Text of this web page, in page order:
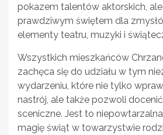
pokazem talentów aktorskich,
prawdziwym świętem dla
elementy teatru, muzyki i
Wszystkich mieszkańców
zachęca się do udziału w tym
wydarzeniu, które nie tylko
nastrój, ale także pozwoli
sceniczne. Jest to
magię świąt w towarzystwie